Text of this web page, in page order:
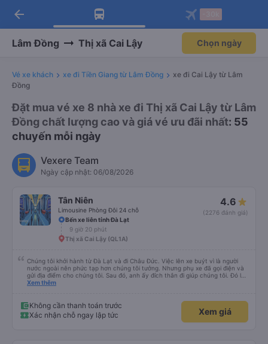
Tải app Vexere ngay!
Nhận ưu đãi thành viên độc
Mở app
Tải app Vexere
-30k/ghế khi đặt vé máy bay qua
Mở app
arrow_back
Lâm Đồng Thị xã Cai Lậy Chọn ngày
Vé xe khách xe đi Tiền Giang từ Lâm Đồng
xe đi Cai Lậy từ Lâm
Đồng
Đặt mua vé xe 8 nhà xe đi Thị xã Cai Lậy từ Lâm
Đồng chất lượng cao và giá vé ưu đãi nhất: 55
chuyến mỗi ngày
Vexere Team
Ngày cập nhật: 06/08/2026
Tân Niên
Limousine Phòng Đôi 24 chỗ
4.6
(2276 đánh giá)
Bến xe liên tỉnh Đà Lạt
9 giờ 20 phút
Thị xã Cai Lậy (QL1A)
Chúng tôi khởi hành từ Đà Lạt và đi Châu Đức. Việc lên xe buýt vì là người
nước ngoài nên phức tạp hơn chúng tôi tưởng. Nhưng phụ xe đã gọi điện và
gửi địa điểm cho chúng tôi. Sau đó, anh ấy đích thân đi giúp chúng tôi. Đó là
lần đầu tiên đi xe giường nằm với hai đứa trẻ nhỏ khá thú vị. Chúng tôi không
điểm dừng, họ đánh thức chúng tôi dậy và đảm bảo chúng tôi đã sẵn sàng.
Nhìn chung, đó là một trải nghiệm tốt. Mỗi giường đều có gối và chăn, và đủ
chỗ cho 1 người lớn và 1 trẻ em nằm thoải mái.
Xem thêm
Không cần thanh toán trước
Xác nhận chỗ ngay lập tức
Xem giá